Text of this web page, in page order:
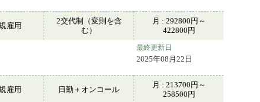
雇用
2交代制（変則を含
む）
月 : 292800円～
422800円
最終更新日
2025年08月22日
雇用 日勤＋オンコール
月 : 213700円～
258500円